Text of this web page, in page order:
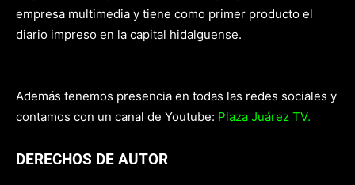
empresa multimedia y tiene como primer producto el
diario impreso en la capital hidalguense.
Además tenemos presencia en todas las redes sociales y
contamos con un canal de Youtube: Plaza Juárez TV.
DERECHOS DE AUTOR